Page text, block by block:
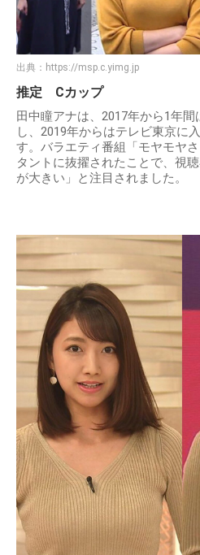
出典： https://msp.c.yimg.jp
推定 Cカップ
田中瞳アナは、2017年から1年
し、2019年からはテレビ東京に
す。バラエティ番組「モヤモヤ
タントに抜擢されたことで、視
が大きい」と注目されました。